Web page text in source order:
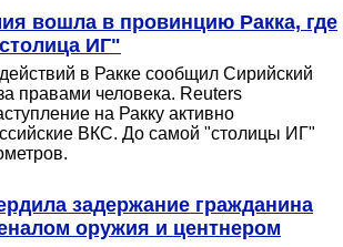
вошла в провинцию Ракка, где
ИГ"
в Ракке сообщил Сирийский
правами человека. Reuters
на Ракку активно
ВКС. До самой "столицы ИГ"
задержание гражданина
оружия и центнером